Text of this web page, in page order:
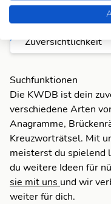
Zuversichtlichkeit
Suchfunktionen
Die KWDB ist dein
verschiedene Arten
Anagramme,
Kreuzworträtsel. Mit
meisterst du spielend
du weitere Ideen für
sie mit uns und wir
weiter für dich.